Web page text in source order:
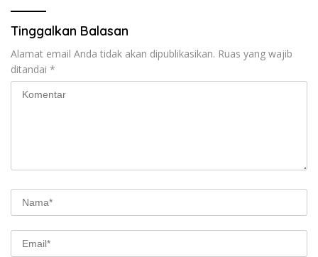
Tinggalkan Balasan
Alamat email Anda tidak akan dipublikasikan. Ruas yang wajib
ditandai *